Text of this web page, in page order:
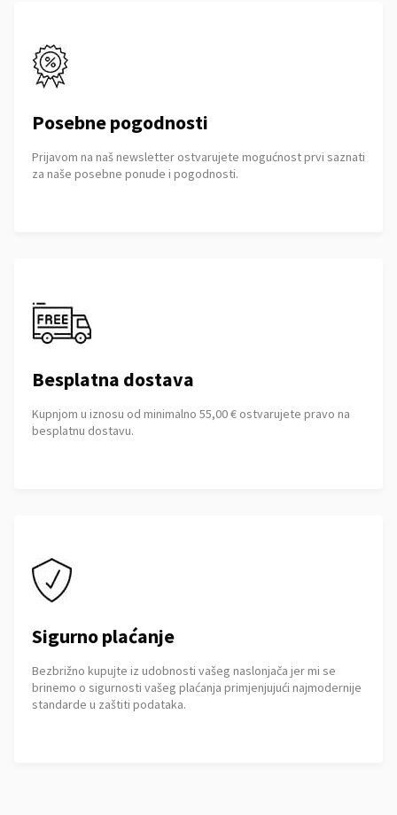
Posebne pogodnosti
Prijavom na naš newsletter ostvarujete mogućnost prvi saznati
za naše posebne ponude i pogodnosti.
Besplatna dostava
Kupnjom u iznosu od minimalno 55,00 € ostvarujete pravo na
besplatnu dostavu.
Sigurno plaćanje
Bezbrižno kupujte iz udobnosti vašeg naslonjača jer mi se
brinemo o sigurnosti vašeg plaćanja primjenjujući najmodernije
standarde u zaštiti podataka.